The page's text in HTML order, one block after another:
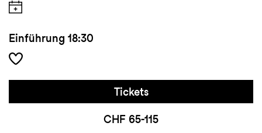
Einführung 18:30
Tickets
CHF 65-115